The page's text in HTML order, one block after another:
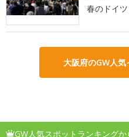
春のドイ
大阪府のGW人
GW人気スポットランキングか